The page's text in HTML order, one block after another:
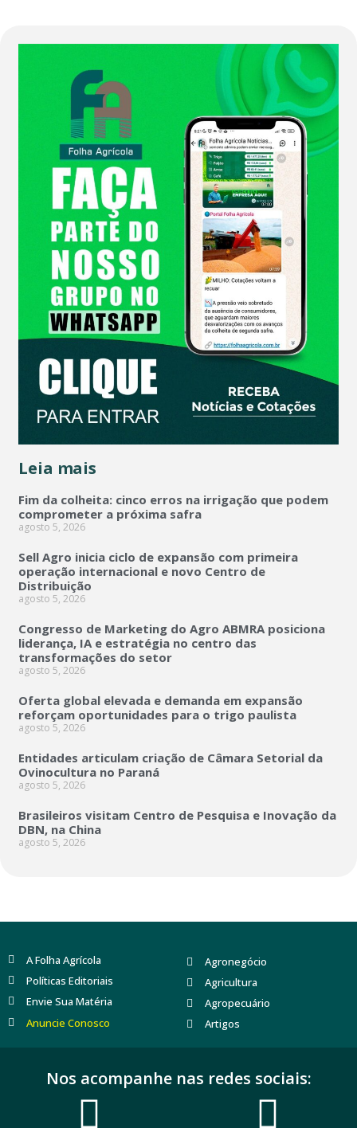
Leia mais
Fim da colheita: cinco erros na irrigação que podem
comprometer a próxima safra
agosto 5, 2026
Sell Agro inicia ciclo de expansão com primeira
operação internacional e novo Centro de
Distribuição
agosto 5, 2026
Congresso de Marketing do Agro ABMRA posiciona
liderança, IA e estratégia no centro das
transformações do setor
agosto 5, 2026
Oferta global elevada e demanda em expansão
reforçam oportunidades para o trigo paulista
agosto 5, 2026
Entidades articulam criação de Câmara Setorial da
Ovinocultura no Paraná
agosto 5, 2026
Brasileiros visitam Centro de Pesquisa e Inovação da
DBN, na China
agosto 5, 2026
A Folha Agrícola
Políticas Editoriais
Envie Sua Matéria
Anuncie Conosco
Agronegócio
Agricultura
Agropecuário
Artigos
Nos acompanhe nas redes sociais: